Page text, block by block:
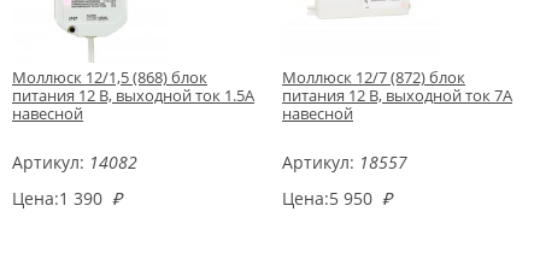
Моллюск 12/1,5 (868) блок
питания 12 В, выходной ток 1.5А
навесной
Артикул: 14082
Цена:1 390 ₽
Моллюск 12/7 (872) блок
питания 12 В, выходной ток 7А
навесной
Артикул: 18557
Цена:5 950 ₽